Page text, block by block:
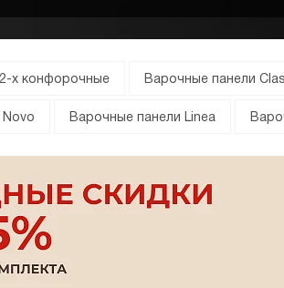
х конфорочные Варочные панели
Варочные панели Linea